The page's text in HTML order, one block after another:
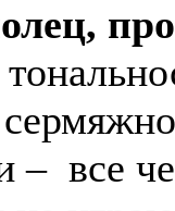
– все